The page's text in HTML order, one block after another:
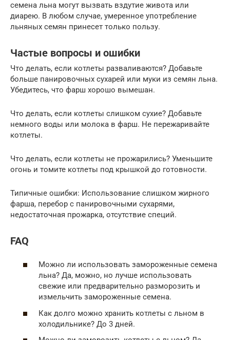
семена льна могут вызвать вздутие живота или
диарею. В любом случае, умеренное употребление
льняных семян принесет только пользу.
Частые вопросы и ошибки
Что делать, если котлеты разваливаются? Добавьте
больше панировочных сухарей или муки из семян льна.
Убедитесь, что фарш хорошо вымешан.
Что делать, если котлеты слишком сухие? Добавьте
немного воды или молока в фарш. Не пережаривайте
котлеты.
Что делать, если котлеты не прожарились? Уменьшите
огонь и томите котлеты под крышкой до готовности.
Типичные ошибки: Использование слишком жирного
фарша, перебор с панировочными сухарями,
недостаточная прожарка, отсутствие специй.
FAQ
Можно ли использовать замороженные семена
льна? Да, можно, но лучше использовать
свежие или предварительно разморозить и
измельчить замороженные семена.
Как долго можно хранить котлеты с льном в
холодильнике? До 3 дней.